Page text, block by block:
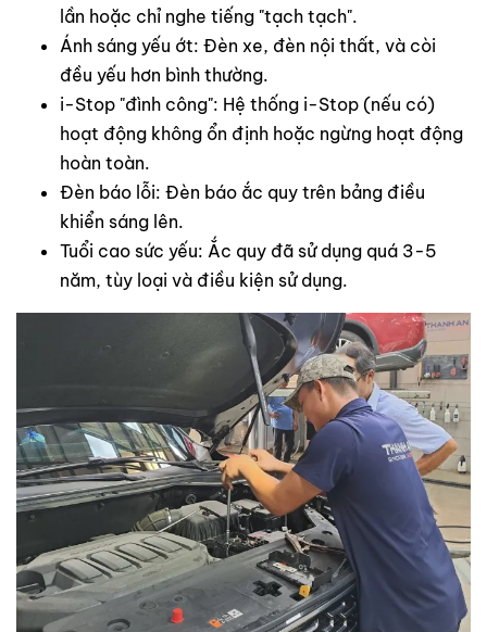
lần hoặc chỉ nghe tiếng "tạch tạch".
Ánh sáng yếu ớt: Đèn xe, đèn nội thất, và còi
đều yếu hơn bình thường.
i-Stop "đình công": Hệ thống i-Stop (nếu có)
hoạt động không ổn định hoặc ngừng hoạt động
hoàn toàn.
Đèn báo lỗi: Đèn báo ắc quy trên bảng điều
khiển sáng lên.
Tuổi cao sức yếu: Ắc quy đã sử dụng quá 3-5
năm, tùy loại và điều kiện sử dụng.